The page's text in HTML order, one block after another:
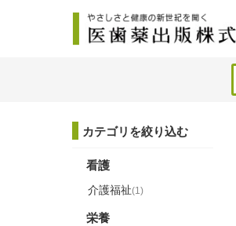
カテゴリを絞り込む
看護
介護福祉(1)
栄養